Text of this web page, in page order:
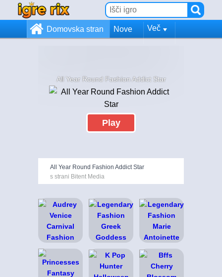
Domovska stran Nove Več
All Year Round Fashion Addict Star
Play
All Year Round Fashion Addict Star
s strani Bitent Media